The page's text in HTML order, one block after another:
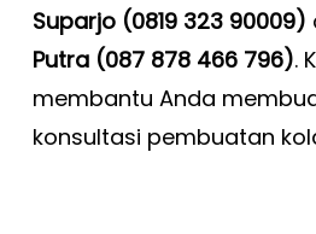
Suparjo (0819 323 90009)
Putra (087 878 466 796).
membantu Anda
konsultasi pembuatan